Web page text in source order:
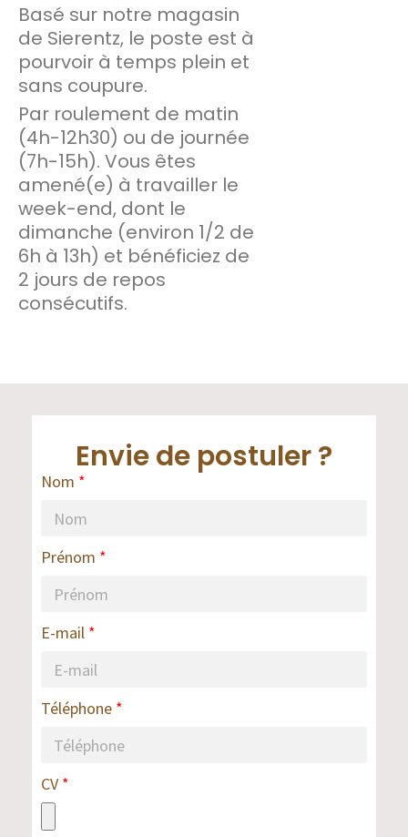
Basé sur notre magasin
de Sierentz, le poste est à
pourvoir à temps plein et
sans coupure.
Par roulement de matin
(4h-12h30) ou de journée
(7h-15h). Vous êtes
amené(e) à travailler le
week-end, dont le
dimanche (environ 1/2 de
6h à 13h) et bénéficiez de
2 jours de repos
consécutifs.
Envie de postuler ?
Nom
Prénom
E-mail
Téléphone
CV